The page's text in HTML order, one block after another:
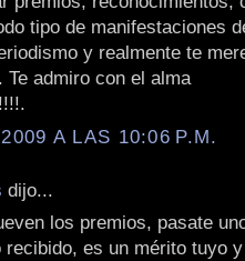
tipo de manifestaciones
y realmente te
admiro con el alma
A LAS 10:06 P.M.
dijo...
los premios, pasate
recibido, es un mérito tuyo